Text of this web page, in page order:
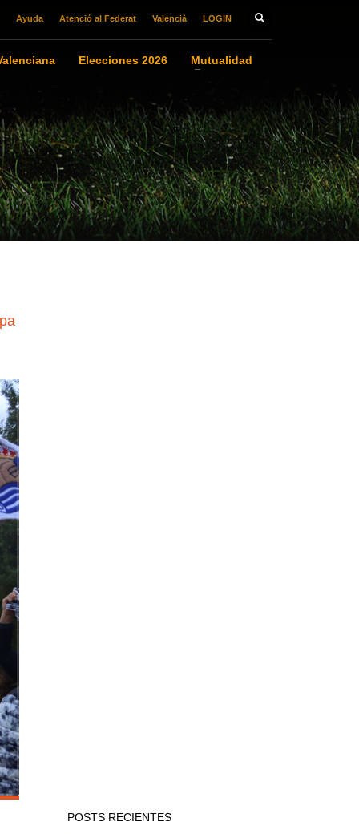
Ayuda Atenció al Federat Valencià LOGIN
Elecciones 2026 Mutualidad
POSTS RECIENTES